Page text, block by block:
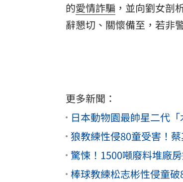
的愛情詐騙 ，並向劉女剖
辭懇切、關懷備至，若非
更多新聞：
日本動物園最帥星二代
狼教練性侵80童受害！
驚悚！1500噸廢料堆廠
棒球教練松志彬性侵童破